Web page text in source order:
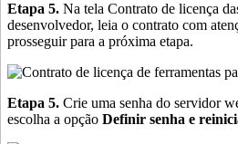
Etapa 5. Na tela Contrato de licença
desenvolvedor, leia o contrato com
prosseguir para a próxima etapa.
Etapa 5. Crie uma senha do servidor
escolha a opção Definir senha e